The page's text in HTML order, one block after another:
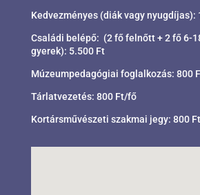
Kedvezményes (diák vagy nyugdíjas):
Családi belépő: (2 fő felnőtt + 2 fő 6-
gyerek): 5.500 Ft
Múzeumpedagógiai foglalkozás: 800
Tárlatvezetés: 800 Ft/fő
Kortársművészeti szakmai jegy: 800